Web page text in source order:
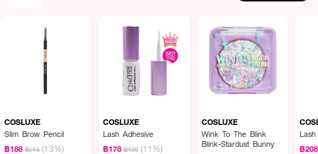
เขย่าเบา ๆ ก่อนใช้ ลากเส้นให้ชิดขอบตา จากหัวตาไปหางตาลากซ้ำเพื่อให้ได้เส้นตาม
สไตล์ที่คุณต้องการ ควรปิดฝาให้สนิทหลังใช้งานทุกครั้ง ล้างออกง่ายด้วยน้ำอุ่น
COSLUXE
Slim Brow Pencil
฿188 ฿215 (13%)
COSLUXE
Lash Adhesive
฿178 ฿199 (11%)
COSLUXE
Wink To The Blink
Blink-Stardust Bunny
฿208